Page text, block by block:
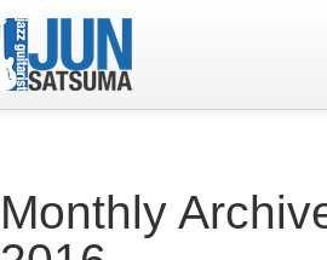
Live Schedule
Discography
Monthly